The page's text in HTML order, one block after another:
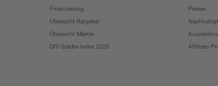
Finanzierung
Übersicht Ratgeber
Übersicht Märkte
DIY-Städte-Index 2026
Presse
Affiliate-